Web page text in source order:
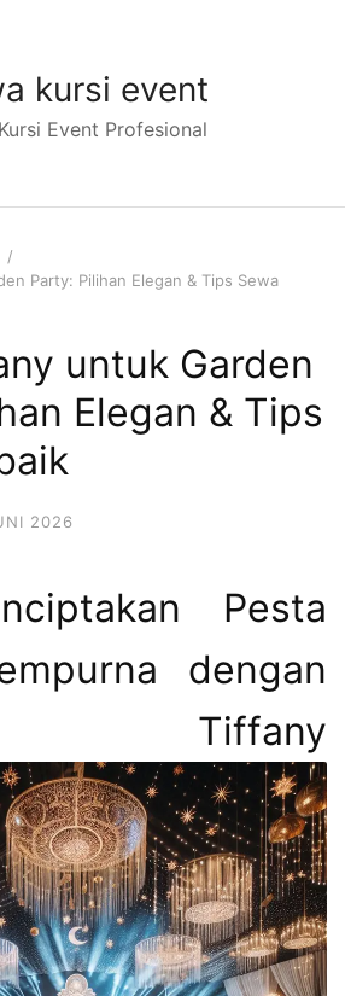
kursi event
Event Profesional
Party: Pilihan Elegan & Tips Sewa
untuk Garden
Elegan & Tips
2026
Pesta
dengan
Tiffany